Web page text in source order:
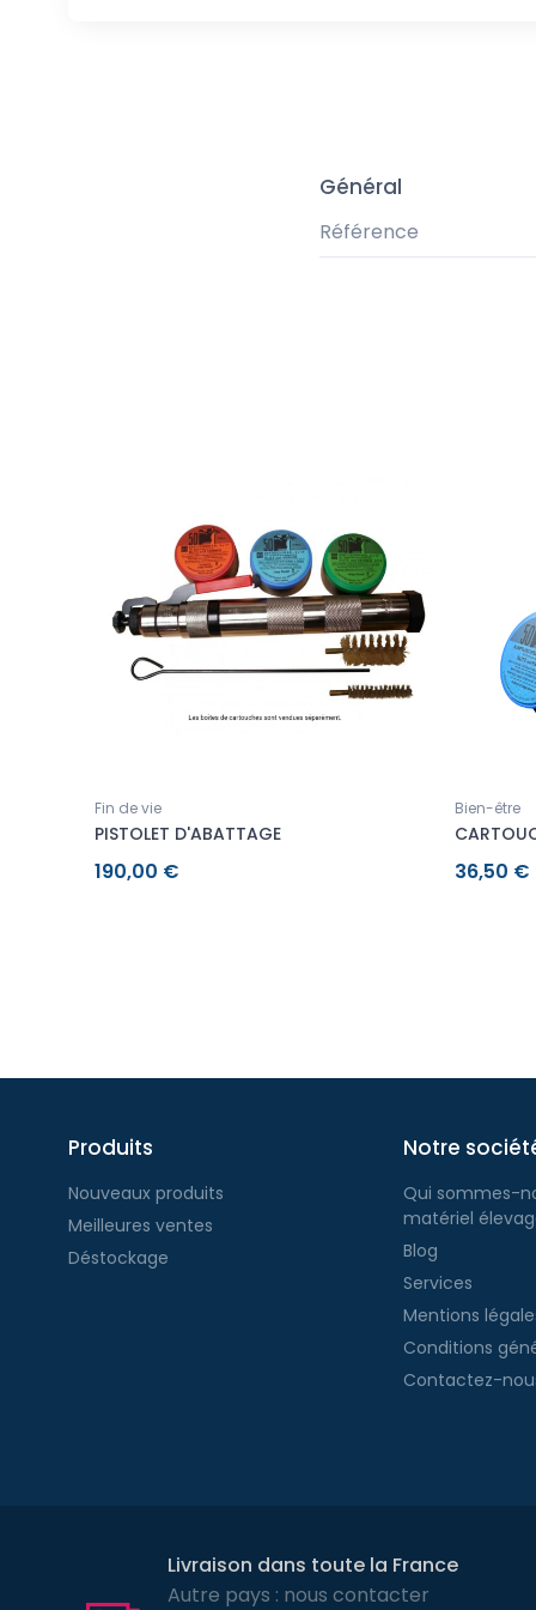
Général
Référence
Fin de vie
PISTOLET D'ABATTAGE
190,00 €
Bien-être
36,50 €
Produits
Nouveaux produits
Meilleures ventes
Déstockage
Notre
Qui sommes-
matériel
Blog
Services
Mentions
Conditions
Contactez-
Livraison dans toute la France
Autre pays : nous contacter